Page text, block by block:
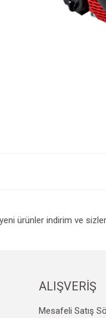
ürünler indirim ve
ALIŞVERİŞ
Mesafeli Satış